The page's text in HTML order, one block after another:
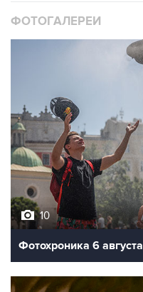
ФОТОГАЛЕРЕИ
10
Фотохроника 6 августа